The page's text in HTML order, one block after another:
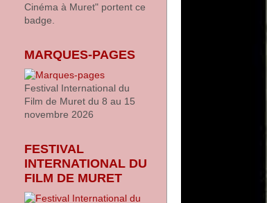
Cinéma à Muret" portent ce
badge.
MARQUES-PAGES
Festival International du
Film de Muret du 8 au 15
novembre 2026
FESTIVAL
INTERNATIONAL DU
FILM DE MURET